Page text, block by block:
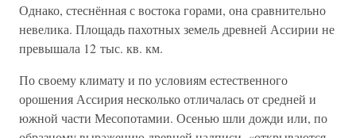
Однако, стеснённая с востока горами, она сравнительно
невелика. Площадь пахотных земель древней Ассирии не
превышала 12 тыс. кв. км.
По своему климату и по условиям естественного
орошения Ассирия несколько отличалась от средней и
южной части Месопотамии. Осенью шли дожди или, по